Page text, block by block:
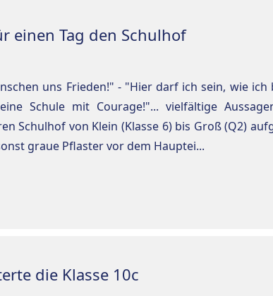
einen Tag den Schulhof
uns Frieden!" - "Hier darf ich sein, wie
Schule mit Courage!"... vielfältige
Schulhof von Klein (Klasse 6) bis Groß (Q2)
graue Pflaster vor dem Hauptei...
die Klasse 10c